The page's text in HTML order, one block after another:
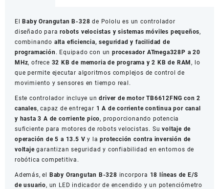
cantidad
ElBaby Orangutan B-328 de Pololu es un controlador
diseñado pararobots velocistas y sistemas móviles pequeños,
combinando alta eficiencia, seguridad y facilidad de
programación . Equipado con unprocesador ATmega328P a 20
MHz, ofrece 32 KB de memoria de programa y 2 KB de RAM, lo
que permite ejecutar algoritmos complejos de control de
movimiento y sensores en tiempo real.
Este controlador incluye undriver de motor TB6612FNG con 2
canales, capaz de entregar 1 A de corriente continua por canal
y hasta 3 A de corriente pico, proporcionando potencia
suficiente para motores de robots velocistas. Suvoltaje de
operación de 5 a 13.5 V y laprotección contra inversión de
voltajegarantizan seguridad y confiabilidad en entornos de
robótica competitiva.
Además, el Baby Orangutan B-328 incorpora 18 líneas de E/S
de usuario, un LED indicador de encendido y un potenciómetro